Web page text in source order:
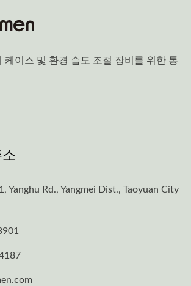
케이스 및 환경 습도 조절 장비를 위한 통
Yanghu Rd., Yangmei Dist., Taoyuan City